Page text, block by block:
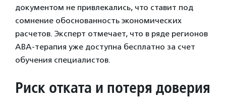
документом не привлекались, что ставит под
сомнение обоснованность экономических
расчетов. Эксперт отмечает, что в ряде регионов
ABA-терапия уже доступна бесплатно за счет
обучения специалистов.
Риск отката и потеря доверия